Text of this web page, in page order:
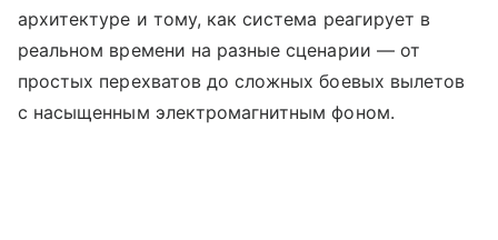
архитектуре и тому, как система реагирует в
реальном времени на разные сценарии — от
простых перехватов до сложных боевых вылетов
с насыщенным электромагнитным фоном.